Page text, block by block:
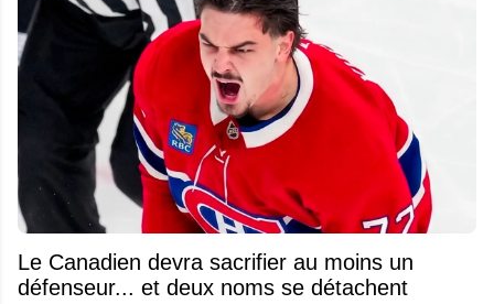
Le Canadien devra sacrifier au moins un
défenseur... et deux noms se détachent